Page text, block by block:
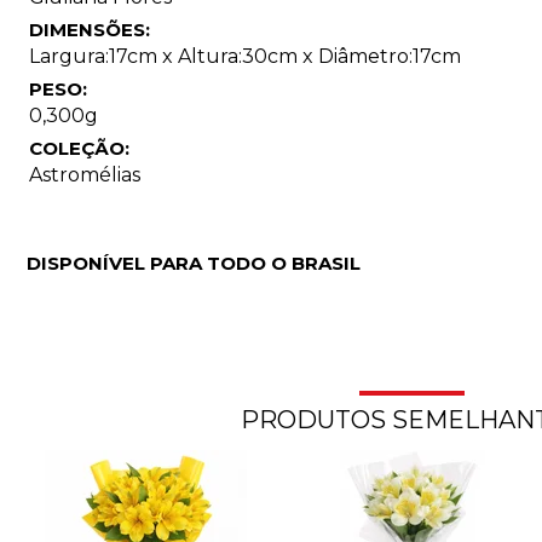
DIMENSÕES:
Largura:17cm x Altura:30cm x Diâmetro:17cm
PESO:
0,300g
COLEÇÃO:
Astromélias
DISPONÍVEL PARA TODO O BRASIL
PRODUTOS